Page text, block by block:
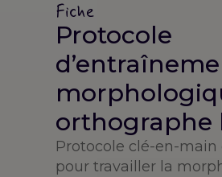
Fiche
Protocole
orthographe
Protocole clé-en-main
pour travailler la